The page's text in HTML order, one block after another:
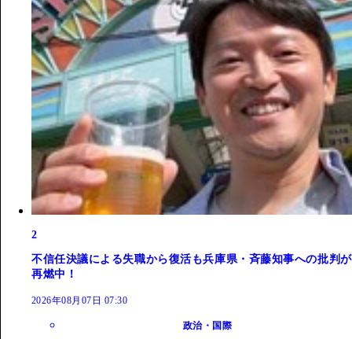
2
不信任決議による失職から復活も兵庫県・斉藤知事への批判が
再燃中！
2026年08月07日 07:30
政治・国際